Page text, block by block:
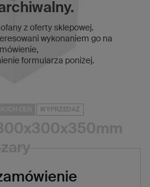
z oferty sklepowej.
wykonaniem go na
formularza poniżej.
WYPRZEDAŻ